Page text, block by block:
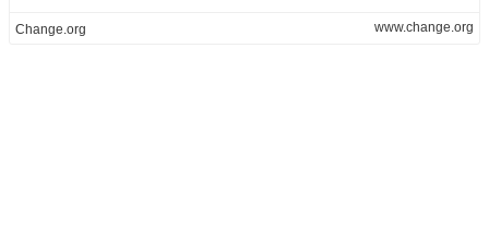
Change.org www.change.org